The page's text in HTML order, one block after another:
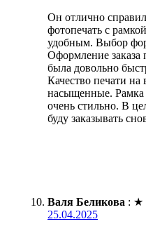
Он отлично
фотопечать с
удобным. Выбор
Оформление заказа
была довольно
Качество печати на
насыщенные. Рамка
очень стильно. В
буду заказывать
Валя Беликова : ★
25.04.2025